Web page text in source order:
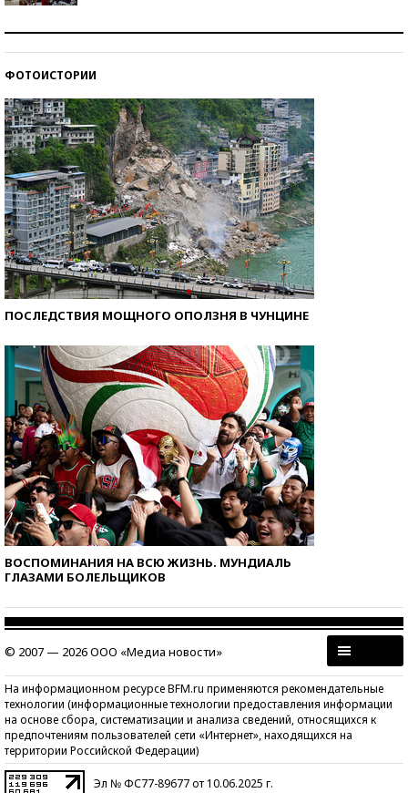
ФОТОИСТОРИИ
ПОСЛЕДСТВИЯ МОЩНОГО ОПОЛЗНЯ В ЧУНЦИНЕ
ВОСПОМИНАНИЯ НА ВСЮ ЖИЗНЬ. МУНДИАЛЬ
ГЛАЗАМИ БОЛЕЛЬЩИКОВ
© 2007 — 2026 ООО «Медиа новости»
На информационном ресурсе BFM.ru применяются рекомендательные
технологии (информационные технологии предоставления информации
на основе сбора, систематизации и анализа сведений, относящихся к
предпочтениям пользователей сети «Интернет», находящихся на
территории Российской Федерации)
Эл № ФС77-89677 от 10.06.2025 г.